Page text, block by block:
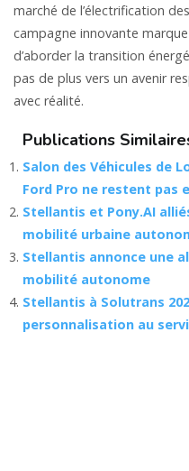
marché de l’électrification
campagne innovante
d’aborder la transition
pas de plus vers un avenir
avec réalité.
Publications
Salon des Véhicules de
Ford Pro ne restent pas
Stellantis et Pony.AI
mobilité urbaine
Stellantis annonce une
mobilité autonome
Stellantis à Solutrans
personnalisation au